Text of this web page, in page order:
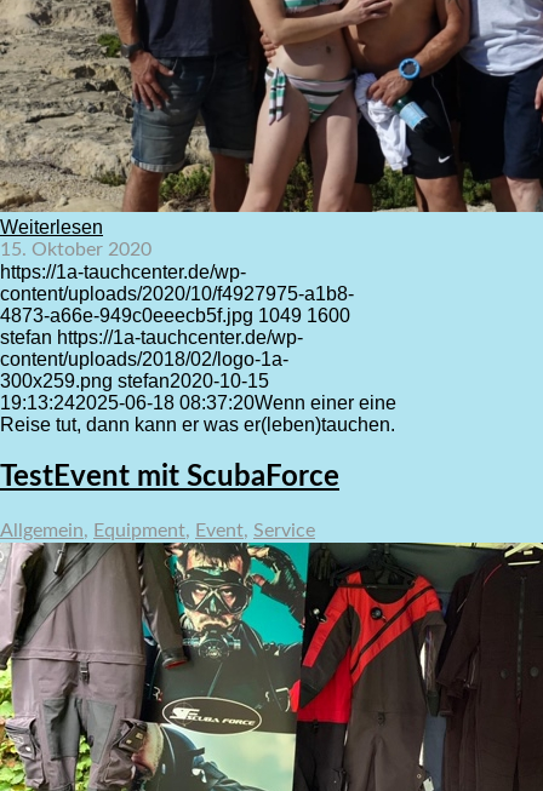
Weiterlesen
15. Oktober 2020
https://1a-tauchcenter.de/wp-
content/uploads/2020/10/f4927975-a1b8-
4873-a66e-949c0eeecb5f.jpg 1049 1600
stefan https://1a-tauchcenter.de/wp-
content/uploads/2018/02/logo-1a-
300x259.png stefan2020-10-15
19:13:242025-06-18 08:37:20Wenn einer eine
Reise tut, dann kann er was er(leben)tauchen.
TestEvent mit ScubaForce
Allgemein, Equipment, Event, Service